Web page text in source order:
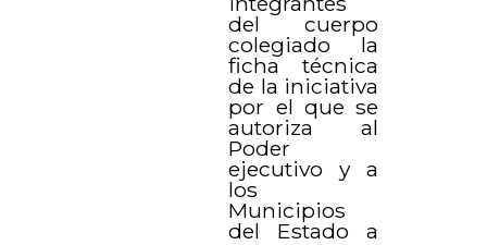
del cuerpo
colegiado la
ficha técnica
de la iniciativa
por el que se
autoriza al
Poder
ejecutivo y a
los
Municipios
del Estado a